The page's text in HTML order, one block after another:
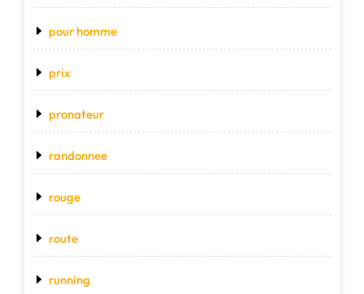
pour homme
prix
pronateur
randonnee
rouge
route
running